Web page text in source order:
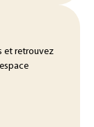
et retrouvez